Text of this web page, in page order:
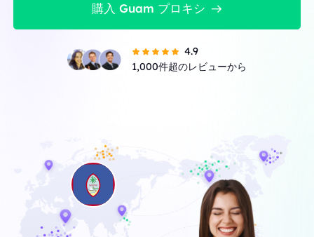
購入 Guam プロキシ
4.9
1,000件超のレビューから